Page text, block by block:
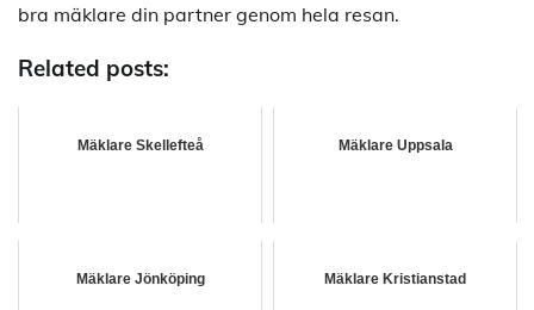
bra mäklare din partner genom hela resan.
Related posts:
Mäklare Skellefteå Mäklare Uppsala
Mäklare Jönköping Mäklare Kristianstad